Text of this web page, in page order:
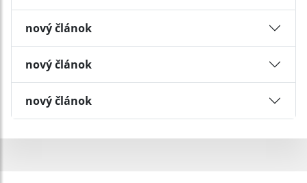
nový článok
nový článok
nový článok